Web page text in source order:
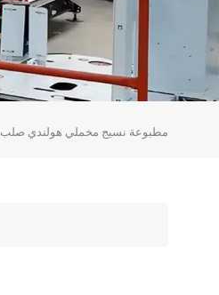
مطبوعة نسيج مخملي هولندي صلب